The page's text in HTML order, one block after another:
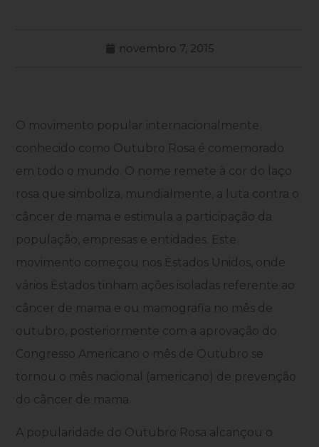
novembro 7, 2015
O movimento popular internacionalmente
conhecido como Outubro Rosa é comemorado
em todo o mundo. O nome remete à cor do laço
rosa que simboliza, mundialmente, a luta contra o
câncer de mama e estimula a participação da
população, empresas e entidades. Este
movimento começou nos Estados Unidos, onde
vários Estados tinham ações isoladas referente ao
câncer de mama e ou mamografia no mês de
outubro, posteriormente com a aprovação do
Congresso Americano o mês de Outubro se
tornou o mês nacional (americano) de prevenção
do câncer de mama.
A popularidade do Outubro Rosa alcançou o